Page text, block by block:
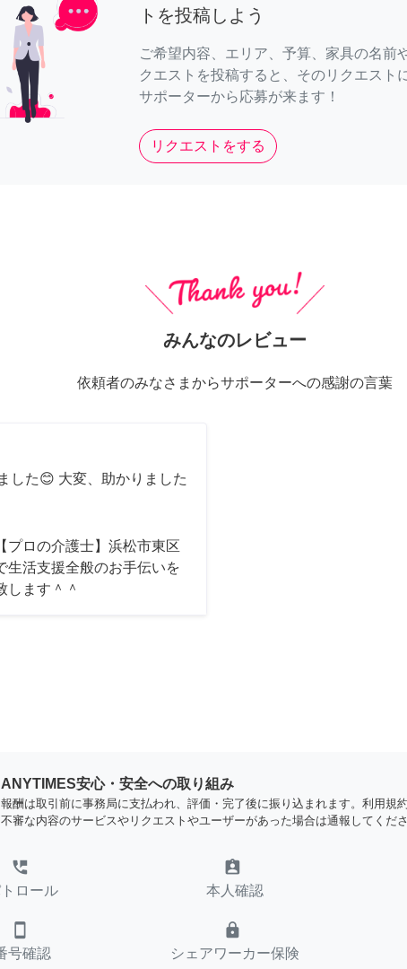
トを投稿しよう
ご希望内容、エリア、予算、家具の名前
クエストを投稿すると、そのリクエスト
サポーターから応募が来ます！
リクエストをする
みんなのレビュー
依頼者のみなさまからサポーターへの感謝の言葉
した😊 大変、助かりました
【プロの介護士】浜松市東区
生活支援全般のお手伝いを
します＾＾
ANYTIMES安心・安全への取り組み
報酬は取引前に事務局に支払われ、評価・完了後に振り込まれます。利用規
不審な内容のサービスやリクエストやユーザーがあった場合は通報してくださ
perm_phone_msg
ロール
assignment_ind
本人確認
smartphone
号確認
lock
シェアワーカー保険